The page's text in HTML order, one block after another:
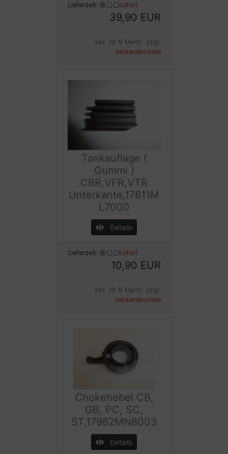
Lieferzeit: sofort
39,90 EUR
inkl. 19 % MwSt. zzgl.
Versandkosten
Tankauflage (
Gummi )
CBR,VFR,VTR
Unterkante,17611M
L7000
Details
Lieferzeit: sofort
10,90 EUR
inkl. 19 % MwSt. zzgl.
Versandkosten
Chokehebel CB,
GB, PC, SC,
ST,17962MN8003
Details